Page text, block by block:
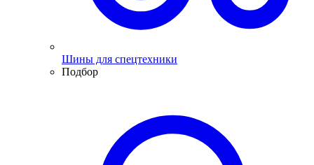
Шины для спецтехники
Подбор